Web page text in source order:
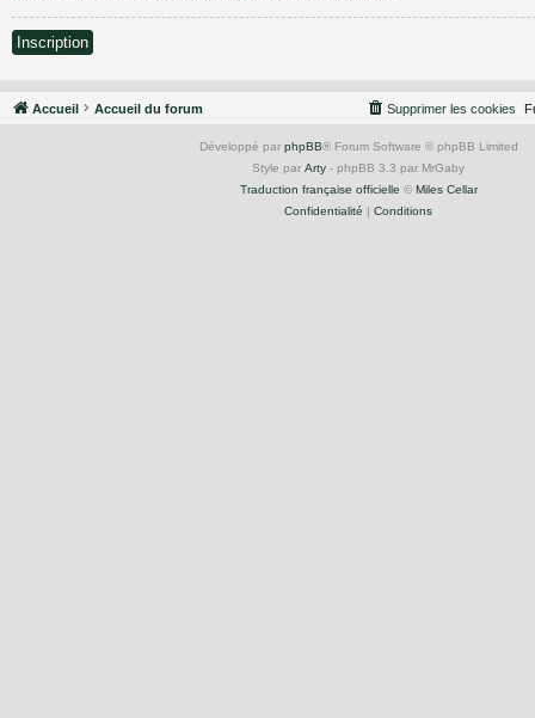
Inscription
Accueil Accueil du forum Supprimer les cookies
Développé par phpBB® Forum Software © phpBB Limited
Style par Arty - phpBB 3.3 par MrGaby
Traduction française officielle © Miles Cellar
Confidentialité | Conditions